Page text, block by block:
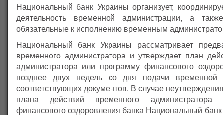
Национальный банк Украины организует,
деятельность временной администрации, а
обязательные к исполнению временным
Национальный банк Украины рассматривает
временного администратора и утверждает план
администратора или программу финансового
позднее двух недель со дня подачи временной
соответствующих документов. В случае
плана действий временного
финансового оздоровления банка Национальный